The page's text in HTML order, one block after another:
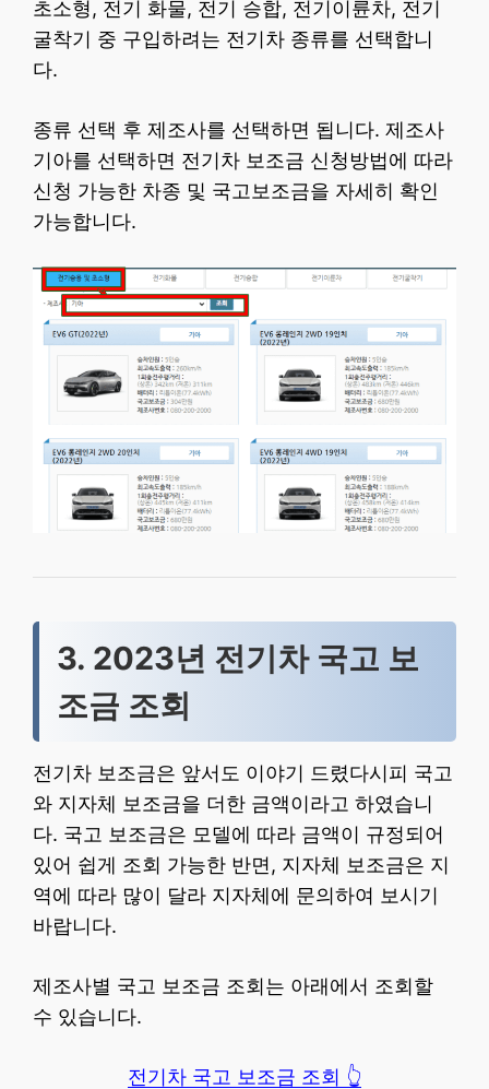
초소형, 전기 화물, 전기 승합, 전기이륜차, 전기
굴착기 중 구입하려는 전기차 종류를 선택합니
다.
종류 선택 후 제조사를 선택하면 됩니다. 제조사
기아를 선택하면 전기차 보조금 신청방법에 따라
신청 가능한 차종 및 국고보조금을 자세히 확인
가능합니다.
3. 2023년 전기차 국고 보
조금 조회
전기차 보조금은 앞서도 이야기 드렸다시피 국고
와 지자체 보조금을 더한 금액이라고 하였습니
다. 국고 보조금은 모델에 따라 금액이 규정되어
있어 쉽게 조회 가능한 반면, 지자체 보조금은 지
역에 따라 많이 달라 지자체에 문의하여 보시기
바랍니다.
제조사별 국고 보조금 조회는 아래에서 조회할
수 있습니다.
전기차 국고 보조금 조회 👆